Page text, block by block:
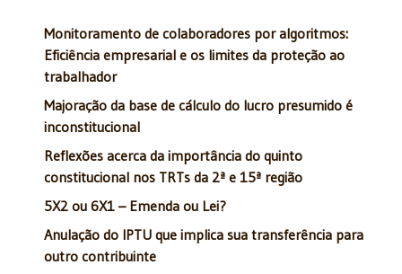
Monitoramento de colaboradores por algoritmos:
Eficiência empresarial e os limites da proteção ao
trabalhador
Majoração da base de cálculo do lucro presumido é
inconstitucional
Reflexões acerca da importância do quinto
constitucional nos TRTs da 2ª e 15ª região
5X2 ou 6X1 – Emenda ou Lei?
Anulação do IPTU que implica sua transferência para
outro contribuinte